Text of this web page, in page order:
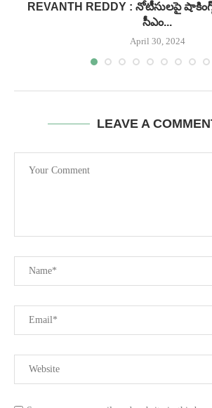
REVANTH REDDY : నోటీసులపై
సీఎం...
April 30, 2024
LEAVE A